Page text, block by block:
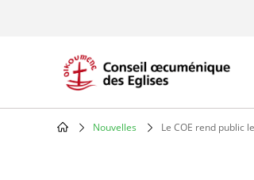
Nouvelles Le COE rend public